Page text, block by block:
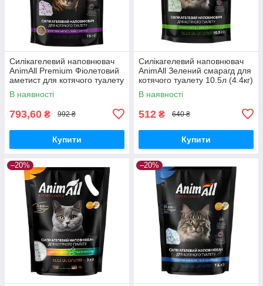
Силікагелевий наповнювач
AnimAll Premium Фіолетовий
аметист для котячого туалету
15л (6.4кг)
В наявності
793,60 ₴ 992 ₴
Купити
Силікагелевий наповнювач
AnimAll Зелений смарагд для
котячого туалету 10.5л (4.4кг)
В наявності
512 ₴ 640 ₴
Купити
–20% –20%